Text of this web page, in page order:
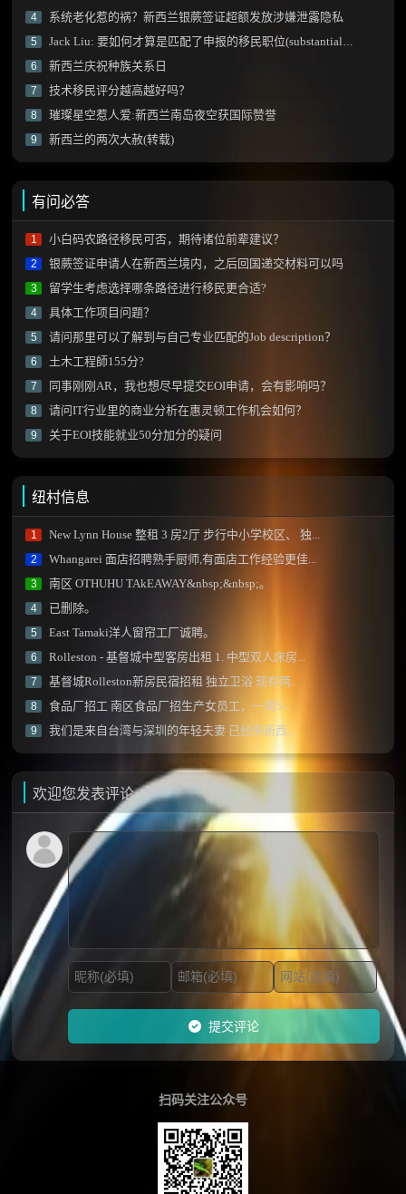
4 系统老化惹的祸？新西兰银蕨签证超额发放涉嫌泄露隐私
5 Jack Liu: 要如何才算是匹配了申报的移民职位(substantial match)？
6 新西兰庆祝种族关系日
7 技术移民评分越高越好吗？
8 璀璨星空惹人爱:新西兰南岛夜空获国际赞誉
9 新西兰的两次大赦(转载)
有问必答
1 小白码农路径移民可否，期待诸位前辈建议？
2 银蕨签证申请人在新西兰境内，之后回国递交材料可以吗
3 留学生考虑选择哪条路径进行移民更合适?
4 具体工作项目问题？
5 请问那里可以了解到与自己专业匹配的Job description？
6 土木工程師155分?
7 同事刚刚AR，我也想尽早提交EOI申请，会有影响吗？
8 请问IT行业里的商业分析在惠灵顿工作机会如何？
9 关于EOI技能就业50分加分的疑问
纽村信息
1 New Lynn House 整租 3 房2厅 步行中小学校区、 独...
2 Whangarei 面店招聘熟手厨师,有面店工作经验更佳...
3 南区 OTHUHU TAkEAWAY&nbsp;&nbsp;。
4 已删除。
5 East Tamaki洋人窗帘工厂诚聘。
6 Rolleston - 基督城中型客房出租 1. 中型双人床房...
7 基督城Rolleston新房民宿招租 独立卫浴 现有两...
8 食品厂招工 南区食品厂招生产女员工，一周5-...
9 我们是来自台湾与深圳的年轻夫妻 已经来新西...
欢迎您发表评论
提交评论
扫码关注公众号